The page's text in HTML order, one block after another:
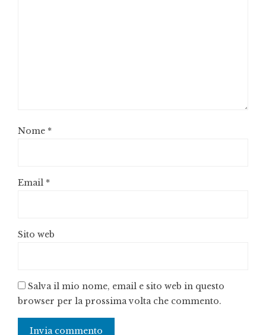
Nome *
Email *
Sito web
Salva il mio nome, email e sito web in questo
browser per la prossima volta che commento.